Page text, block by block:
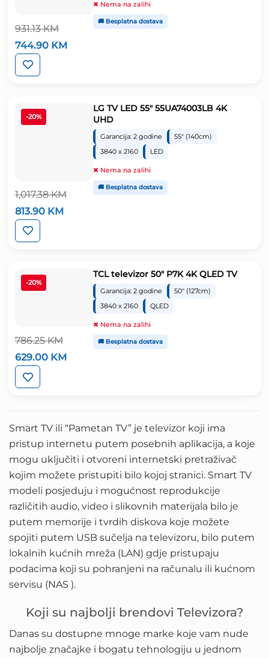
931.13KM
Izvorna
cijena
bila
je:
744.90 KM
✖ Nema na zalihi
🚚 Besplatna dostava
-20%
1,017.38KM
Izvorna
cijena
bila
je:
813.90 KM
LG TV LED 55″ 55UA74003LB 4K
UHD
Garancija: 2 godine
55" (140cm)
3840 x 2160
LED
✖ Nema na zalihi
🚚 Besplatna dostava
-20%
786.25KM
Izvorna
cijena
bila
je:
629.00 KM
TCL televizor 50″ P7K 4K QLED TV
Garancija: 2 godine
50" (127cm)
3840 x 2160
QLED
✖ Nema na zalihi
🚚 Besplatna dostava
Smart TV ili “Pametan TV” je televizor koji ima
pristup internetu putem posebnih aplikacija, a koje
mogu uključiti i otvoreni internetski pretraživač
kojim možete pristupiti bilo kojoj stranici. Smart TV
modeli posjeduju i mogućnost reprodukcije
različitih audio, video i slikovnih materijala bilo je
putem memorije i tvrdih diskova koje možete
spojiti putem USB sučelja na televizoru, bilo putem
lokalnih kućnih mreža (LAN) gdje pristupaju
podacima koji su pohranjeni na računalu ili kućnom
servisu (NAS ).
Koji su najbolji brendovi Televizora?
Danas su dostupne mnoge marke koje vam nude
najbolje značajke i bogatu tehnologiju u jednom